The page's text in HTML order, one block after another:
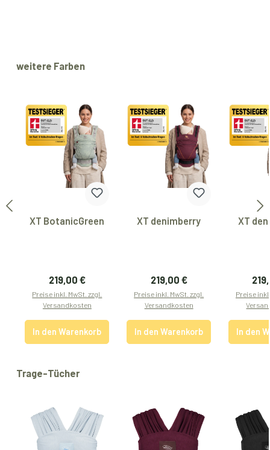
Produktgalerie überspringen
weitere Farben
XT BotanicGreen
Regulärer Preis:
219,00 €
Preise inkl. MwSt. zzgl.
Versandkosten
In den Warenkorb
XT denimberry
Regulärer Preis:
219,00 €
Preise inkl. MwSt. zzgl.
Versandkosten
In den Warenkorb
XT
Preise
In den
Produktgalerie überspringen
Trage-Tücher